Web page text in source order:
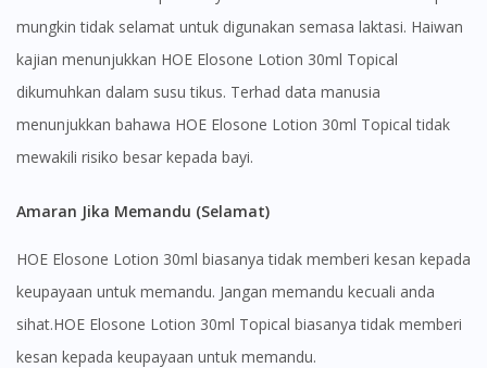
You are currently on DoctorOnCall.com.my, our Malaysian
site.
To serve you better, would you like to head over to
DoctorOnCall Singapore
Continue to DoctorOnCall Singapore
No, please do not redirect me
mungkin tidak selamat untuk digunakan semasa laktasi. Haiwan
kajian menunjukkan HOE Elosone Lotion 30ml Topical
dikumuhkan dalam susu tikus. Terhad data manusia
menunjukkan bahawa HOE Elosone Lotion 30ml Topical tidak
mewakili risiko besar kepada bayi.
Amaran Jika Memandu (Selamat)
HOE Elosone Lotion 30ml biasanya tidak memberi kesan kepada
keupayaan untuk memandu. Jangan memandu kecuali anda
sihat.HOE Elosone Lotion 30ml Topical biasanya tidak memberi
kesan kepada keupayaan untuk memandu.